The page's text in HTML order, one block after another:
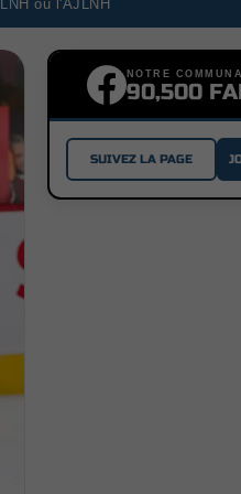
ou l'AJLNH
NOTRE
90,500
SUIVEZ LA PAGE